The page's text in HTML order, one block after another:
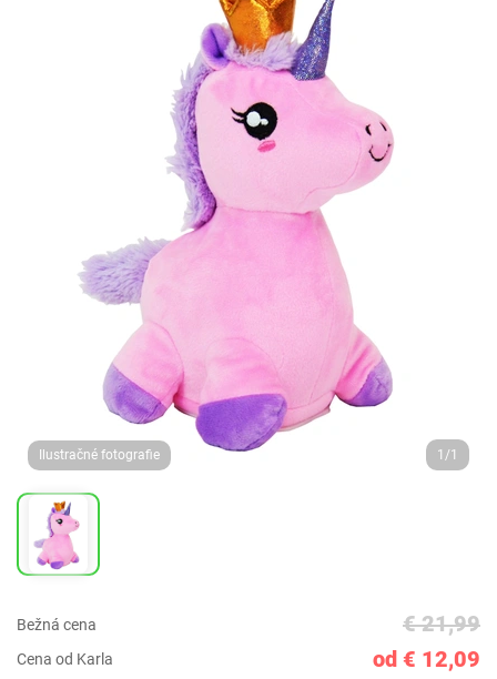
Ilustračné fotografie 1/1
Bežná cena € 21,99
Cena od Karla od € 12,09